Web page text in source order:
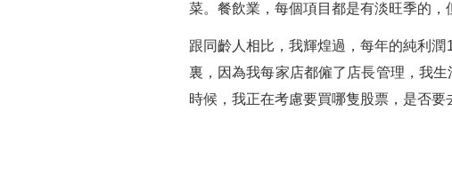
菜。餐飲業，每個項目都是有淡旺季的，
跟同齡人相比，我輝煌過，每年的純利
裏，因為我每家店都僱了店長管理，我
時候，我正在考慮要買哪隻股票，是否